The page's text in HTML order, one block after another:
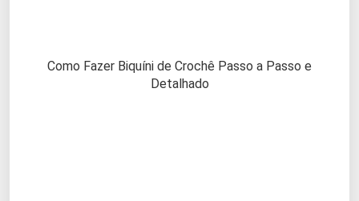
Como Fazer Biquíni de Crochê Passo a Passo e
Detalhado